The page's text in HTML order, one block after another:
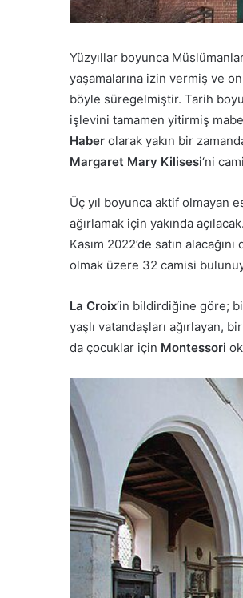
Yüzyıllar boyunca
yaşamalarına izin vermiş ve
böyle süregelmiştir. Tarih
işlevini tamamen yitirmiş
Haber olarak yakın bir
Margaret Mary Kilisesi‘ni
Üç yıl boyunca aktif olmayan
ağırlamak için yakında
Kasım 2022’de satın
olmak üzere 32 camisi
La Croix‘in bildirdiğine göre;
yaşlı vatandaşları ağırlayan,
da çocuklar için Montessori